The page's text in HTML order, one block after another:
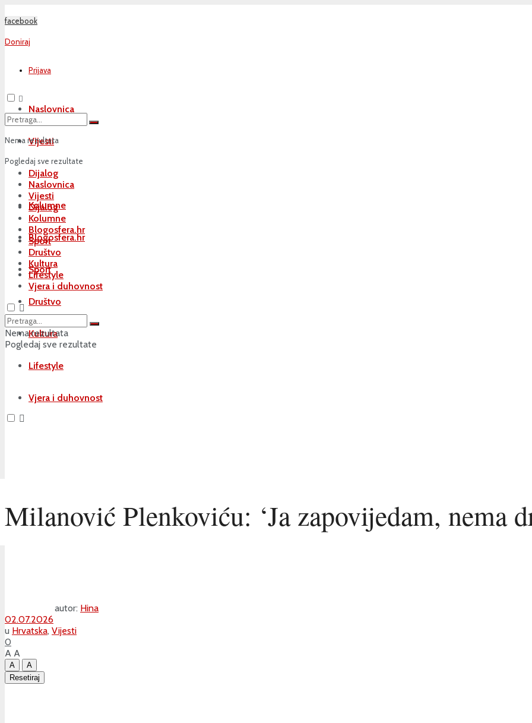
facebook
Doniraj
Prijava
Nema rezultata
Pogledaj sve rezultate
Naslovnica
Vijesti
Dijalog
Kolumne
Blogosfera.hr
Sport
Društvo
Kultura
Lifestyle
Vjera i duhovnost
Naslovnica
Vijesti
Dijalog
Kolumne
Blogosfera.hr
Sport
Društvo
Kultura
Lifestyle
Vjera i duhovnost
Nema rezultata
Pogledaj sve rezultate
Milanović Plenkoviću: ‘Ja zapovijedam, nema
autor: Hina
02.07.2026
u Hrvatska, Vijesti
0
A A
A
A
Resetiraj